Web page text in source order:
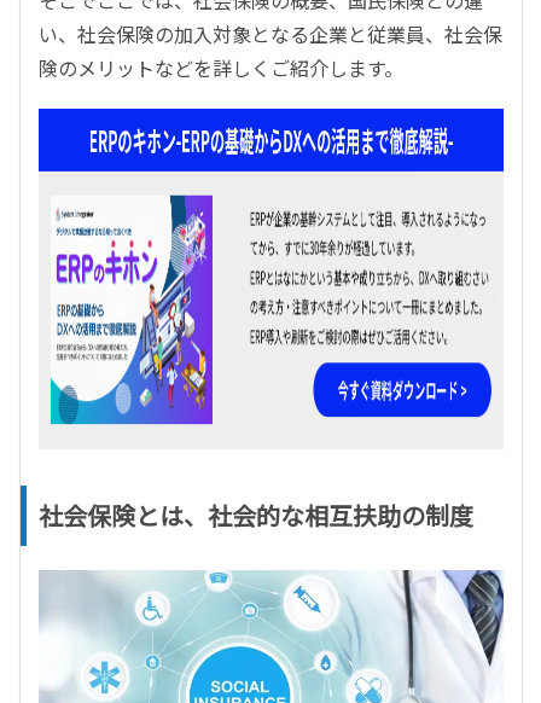
い、社会保険の加入対象となる企業と従業員、社会保
険のメリットなどを詳しくご紹介します。
社会保険とは、社会的な相互扶助の制度